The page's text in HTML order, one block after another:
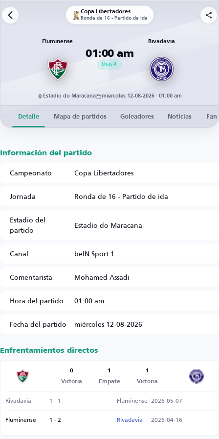
Copa Libertadores
Ronda de 16 - Partido de ida
Fluminense
01:00 am
4
Días
Rivadavia
Estadio do Maracana miércoles 12-08-2026 · 01:00 am
Detalle Mapa de partidos Goleadores Noticias
Información del partido
Campeonato
Copa Libertadores
Jornada
Ronda de 16 - Partido de ida
Estadio del
partido Estadio do Maracana
Canal
beIN Sport 1
Comentarista
Mohamed Assadi
Hora del partido
01:00 am
Fecha del partido
miércoles 12-08-2026
Enfrentamientos directos
0
Victoria
1
Empate
1
Victoria
Rivadavia 1 - 1 Fluminense 2026-05-07
Fluminense
1 - 2 Rivadavia 2026-04-16